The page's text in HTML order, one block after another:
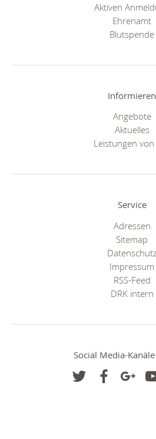
Aktiven
Ehrenamt
Blutspende
Informieren
Angebote
Aktuelles
Leistungen von
Service
Adressen
Sitemap
Impressum
RSS-Feed
DRK intern
Social Media-